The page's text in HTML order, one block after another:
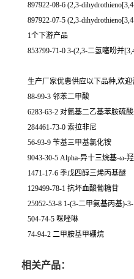
897922-08-6 (2,3-
897922-07-5 (2,3-
1个下游产品
853799-71-0 3-(2,3-二氢噻吩并
生产厂家优惠供应以下品种,欢迎
88-99-3 邻苯二甲酸
6283-63-2 对氨基二乙基苯胺硫
284461-73-0 索拉非尼
56-93-9 苄基三甲基氯化铵
9043-30-5 Alpha-异十三烷基-ω-
1471-17-6 季戊四醇三烯丙基醚
129499-78-1 抗坏血酸葡糖苷
25952-53-8 1-(3-二甲氨基丙基)-
504-74-5 咪唑啉
74-94-2 二甲胺基甲硼烷
相关产品：